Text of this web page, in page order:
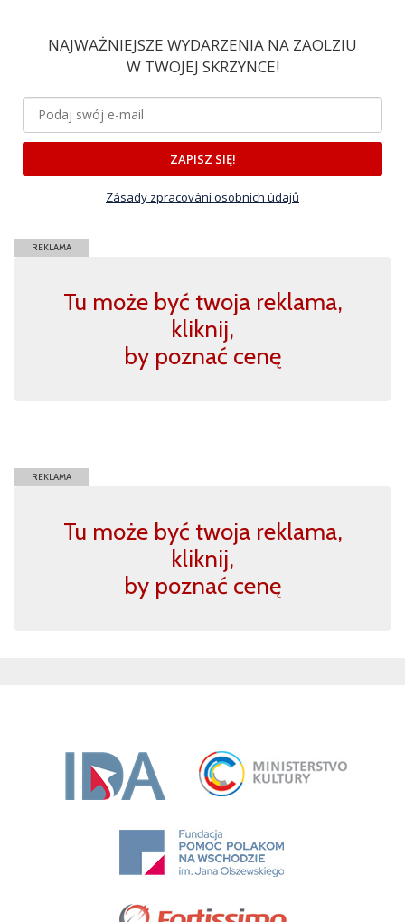
NAJWAŻNIEJSZE WYDARZENIA NA ZAOLZIU
W TWOJEJ SKRZYNCE!
ZAPISZ SIĘ!
Zásady zpracování osobních údajů
REKLAMA
Tu może być twoja reklama,
kliknij,
by poznać cenę
REKLAMA
Tu może być twoja reklama,
kliknij,
by poznać cenę